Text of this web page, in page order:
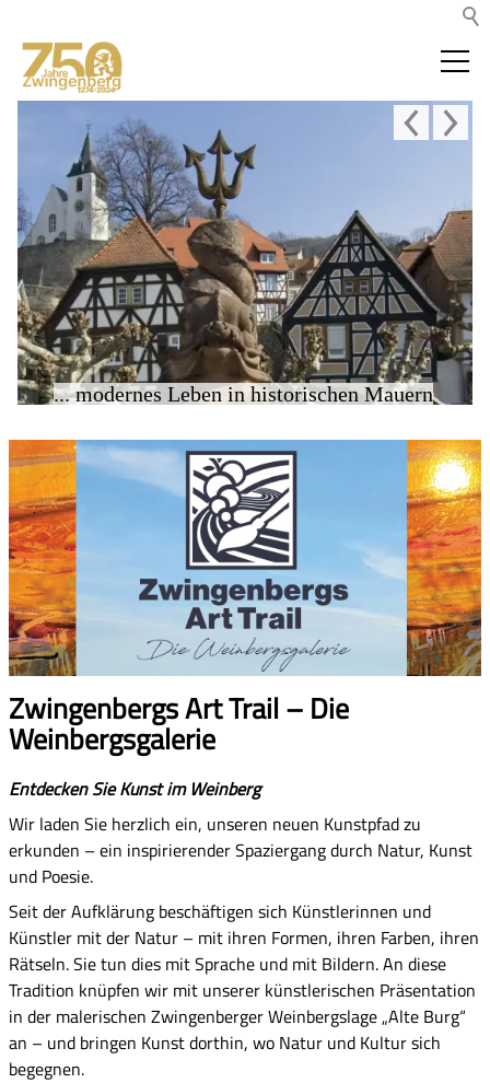
... modernes Leben in historischen Mauern
Zwingenbergs Art Trail – Die
Weinbergsgalerie
Entdecken Sie Kunst im Weinberg
Wir laden Sie herzlich ein, unseren neuen Kunstpfad zu
erkunden – ein inspirierender Spaziergang durch Natur, Kunst
und Poesie.
Seit der Aufklärung beschäftigen sich Künstlerinnen und
Künstler mit der Natur – mit ihren Formen, ihren Farben, ihren
Rätseln. Sie tun dies mit Sprache und mit Bildern. An diese
Tradition knüpfen wir mit unserer künstlerischen Präsentation
in der malerischen Zwingenberger Weinbergslage „Alte Burg“
an – und bringen Kunst dorthin, wo Natur und Kultur sich
begegnen.